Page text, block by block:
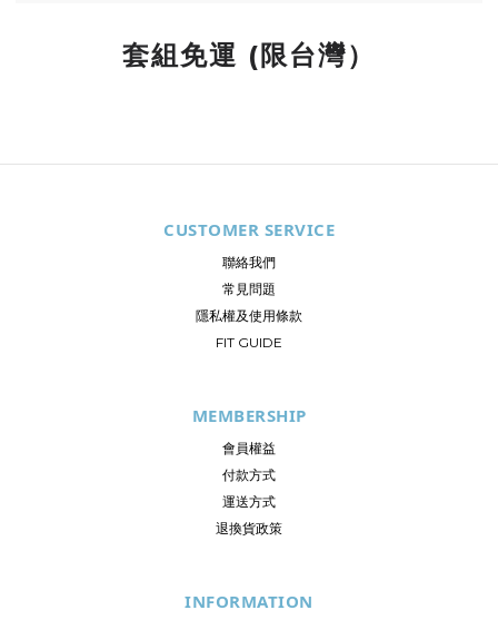
套組免運 (限台灣）
CUSTOMER SERVICE
聯絡我們
常見問題
隱私權及使用條款
FIT GUIDE
MEMBERSHIP
會員權益
付款方式
運送方式
退換貨政策
INFORMATION